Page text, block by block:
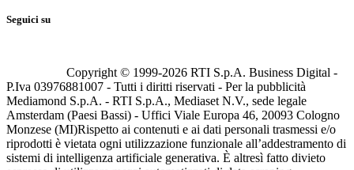
Seguici su
Copyright © 1999-2026 RTI S.p.A. Business Digital -
P.Iva 03976881007 - Tutti i diritti riservati - Per la pubblicità
Mediamond S.p.A. - RTI S.p.A., Mediaset N.V., sede legale
Amsterdam (Paesi Bassi) - Uffici Viale Europa 46, 20093 Cologno
Monzese (MI)Rispetto ai contenuti e ai dati personali trasmessi e/o
riprodotti è vietata ogni utilizzazione funzionale all’addestramento di
sistemi di intelligenza artificiale generativa. È altresì fatto divieto